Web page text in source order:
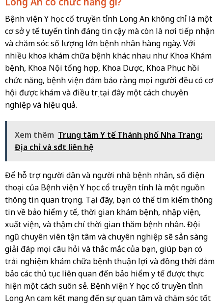
Bệnh viện Y học cổ truyền tỉnh Long An không chỉ là một
cơ sở y tế tuyến tỉnh đáng tin cậy mà còn là nơi tiếp nhận
và chăm sóc số lượng lớn bệnh nhân hàng ngày. Với
nhiều khoa khám chữa bệnh khác nhau như Khoa Khám
bệnh, Khoa Nội tổng hợp, Khoa Dược, Khoa Phục hồi
chức năng, bệnh viện đảm bảo rằng mọi người đều có cơ
hội được khám và điều trị tại đây một cách chuyên
nghiệp và hiệu quả.
Xem thêm Trung tâm Y tế Thành phố Nha Trang:
Địa chỉ và sđt liên hệ
Để hỗ trợ người dân và người nhà bệnh nhân, số điện
thoại của Bệnh viện Y học cổ truyền tỉnh là một nguồn
thông tin quan trọng. Tại đây, bạn có thể tìm kiếm thông
tin về bảo hiểm y tế, thời gian khám bệnh, nhập viện,
xuất viện, và thậm chí thời gian thăm bệnh nhân. Đội
ngũ chuyên viên tận tâm và chuyên nghiệp sẽ sẵn sàng
giải đáp mọi câu hỏi và thắc mắc của bạn, giúp bạn có
trải nghiệm khám chữa bệnh thuận lợi và đồng thời đảm
bảo các thủ tục liên quan đến bảo hiểm y tế được thực
hiện một cách suôn sẻ. Bệnh viện Y học cổ truyền tỉnh
Long An cam kết mang đến sự quan tâm và chăm sóc tốt